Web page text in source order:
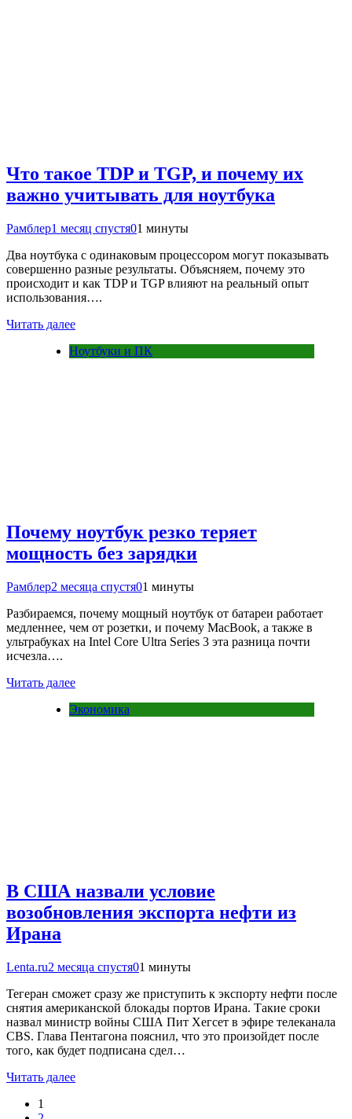
Что такое TDP и TGP, и почему их
важно учитывать для ноутбука
Рамблер1 месяц спустя01 минуты
Два ноутбука с одинаковым процессором могут показывать
совершенно разные результаты. Объясняем, почему это
происходит и как TDP и TGP влияют на реальный опыт
использования….
Читать далее
Ноутбуки и ПК
Почему ноутбук резко теряет
мощность без зарядки
Рамблер2 месяца спустя01 минуты
Разбираемся, почему мощный ноутбук от батареи работает
медленнее, чем от розетки, и почему MacBook, а также в
ультрабуках на Intel Core Ultra Series 3 эта разница почти
исчезла….
Читать далее
Экономика
В США назвали условие
возобновления экспорта нефти из
Ирана
Lenta.ru2 месяца спустя01 минуты
Тегеран сможет сразу же приступить к экспорту нефти после
снятия американской блокады портов Ирана. Такие сроки
назвал министр войны США Пит Хегсет в эфире телеканала
CBS. Глава Пентагона пояснил, что это произойдет после
того, как будет подписана сдел…
Читать далее
1